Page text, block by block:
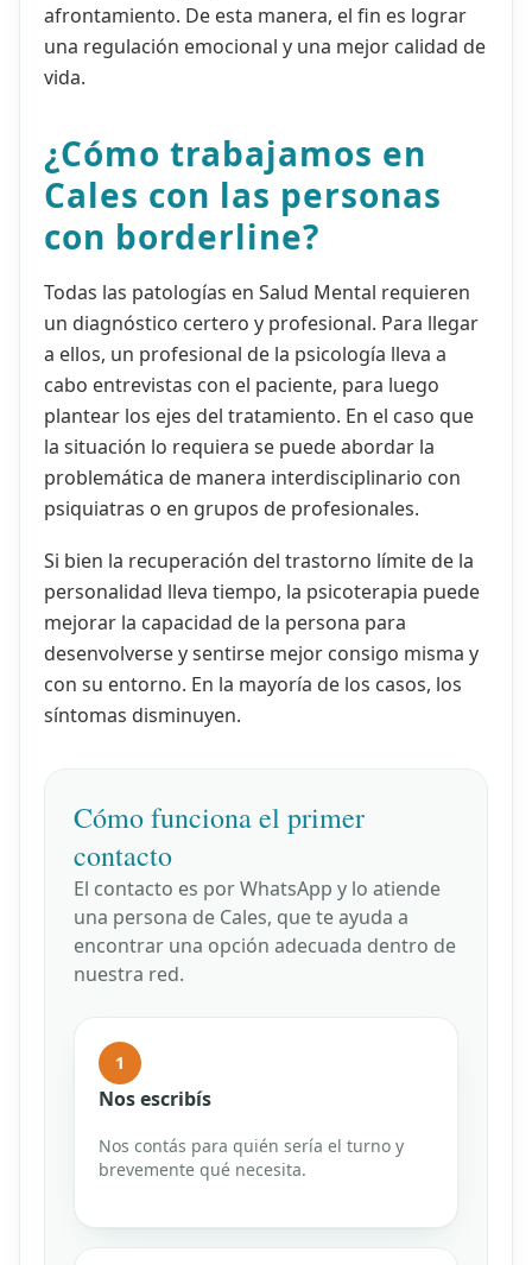
afrontamiento. De esta manera, el fin es lograr
una regulación emocional y una mejor calidad de
vida.
¿Cómo trabajamos en
Cales con las personas
con borderline?
Todas las patologías en Salud Mental requieren
un diagnóstico certero y profesional. Para llegar
a ellos, un profesional de la psicología lleva a
cabo entrevistas con el paciente, para luego
plantear los ejes del tratamiento. En el caso que
la situación lo requiera se puede abordar la
problemática de manera interdisciplinario con
psiquiatras o en grupos de profesionales.
Si bien la recuperación del trastorno límite de la
personalidad lleva tiempo, la psicoterapia puede
mejorar la capacidad de la persona para
desenvolverse y sentirse mejor consigo misma y
con su entorno. En la mayoría de los casos, los
síntomas disminuyen.
Cómo funciona el primer
contacto
El contacto es por WhatsApp y lo atiende
una persona de Cales, que te ayuda a
encontrar una opción adecuada dentro de
nuestra red.
1
Nos escribís
Nos contás para quién sería el turno y
brevemente qué necesita.